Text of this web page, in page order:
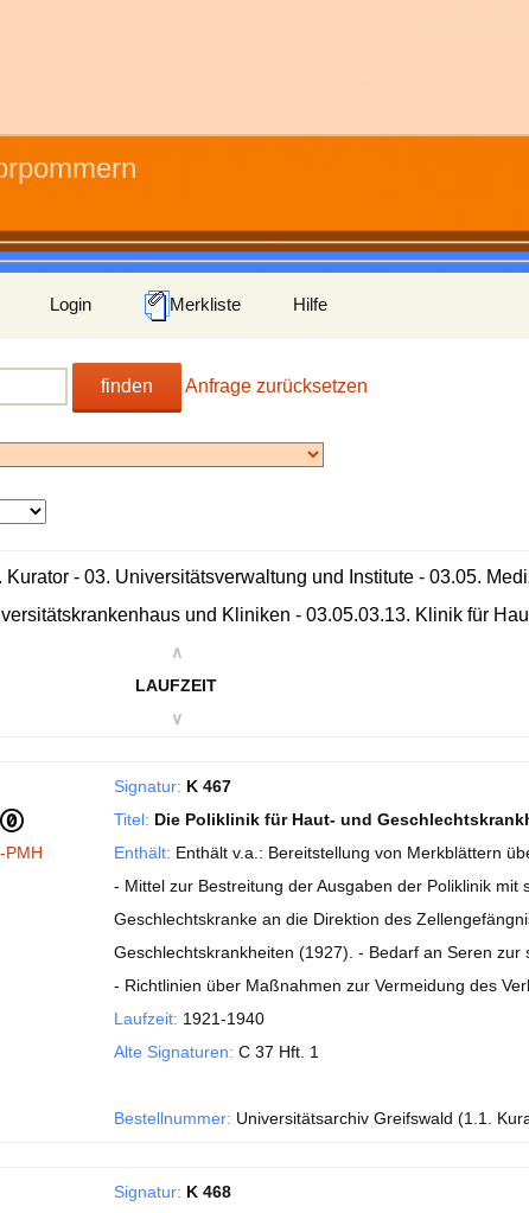
Login Merkliste Hilfe
finden Anfrage zurücksetzen
Kurator - 03. Universitätsverwaltung und Institute - 03.05.
und Kliniken - 03.05.03.13. Klinik für
∧
LAUFZEIT
∨
PMH
Signatur: K 467
Titel: Die Poliklinik für Haut- und
Enthält: Enthält v.a.: Bereitstellung von Merkblättern
- Mittel zur Bestreitung der Ausgaben der Poliklinik
Geschlechtskranke an die Direktion des
Geschlechtskrankheiten (1927). - Bedarf an Seren
- Richtlinien über Maßnahmen zur Vermeidung des
Laufzeit: 1921-1940
Alte Signaturen: C 37 Hft. 1
Bestellnummer: Universitätsarchiv Greifswald (1.1.
Signatur: K 468